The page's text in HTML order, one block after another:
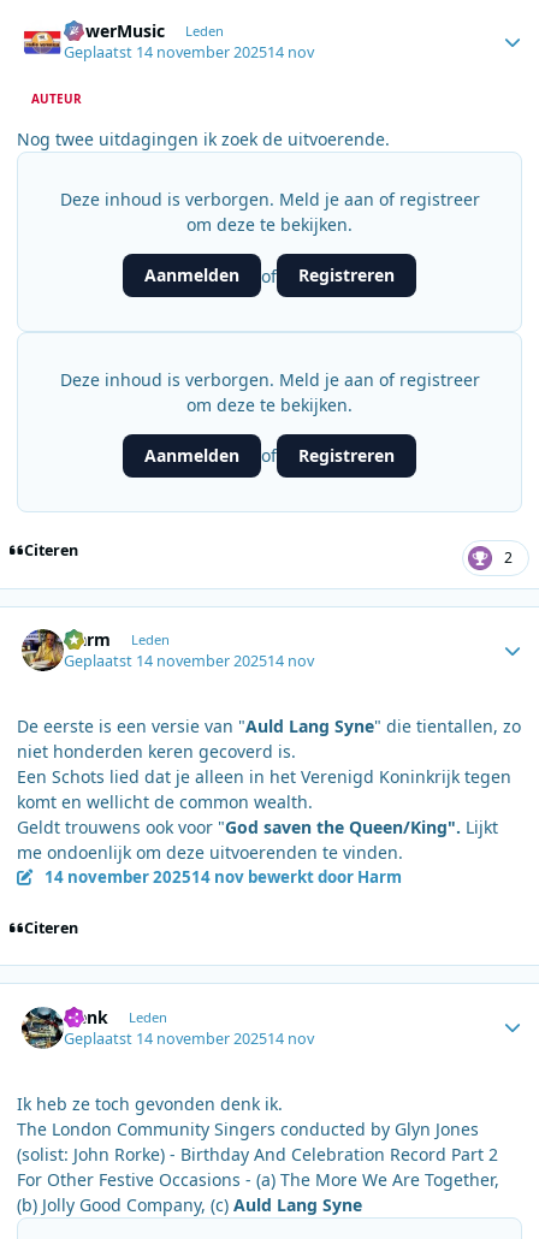
PowerMusic Leden
Geplaatst 14 november 202514 nov
AUTEUR
Nog twee uitdagingen ik zoek de uitvoerende.
Deze inhoud is verborgen. Meld je aan of registreer
om deze te bekijken.
Aanmelden of Registreren
Deze inhoud is verborgen. Meld je aan of registreer
om deze te bekijken.
Aanmelden of Registreren
Citeren 2
Harm Leden
Geplaatst 14 november 202514 nov
De eerste is een versie van "Auld Lang Syne" die tientallen, zo
niet honderden keren gecoverd is.
Een Schots lied dat je alleen in het Verenigd Koninkrijk tegen
komt en wellicht de common wealth.
Geldt trouwens ook voor "God saven the Queen/King". Lijkt
me ondoenlijk om deze uitvoerenden te vinden.
14 november 202514 novbewerkt door Harm
Citeren
Henk Leden
Geplaatst 14 november 202514 nov
Ik heb ze toch gevonden denk ik.
The London Community Singers conducted by Glyn Jones
(solist: John Rorke) - Birthday And Celebration Record Part 2
For Other Festive Occasions - (a) The More We Are Together,
(b) Jolly Good Company, (c) Auld Lang Syne